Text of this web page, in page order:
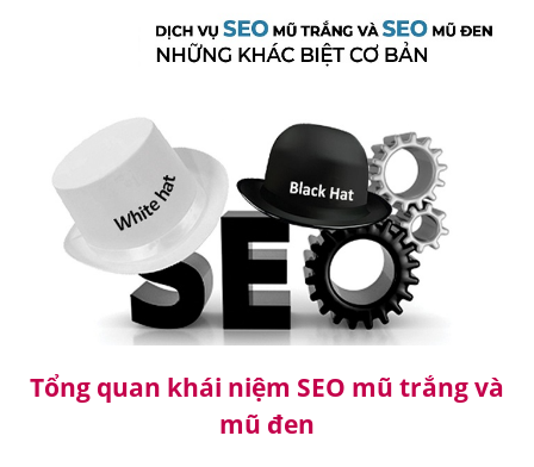
Tổng quan khái niệm SEO mũ trắng và
mũ đen